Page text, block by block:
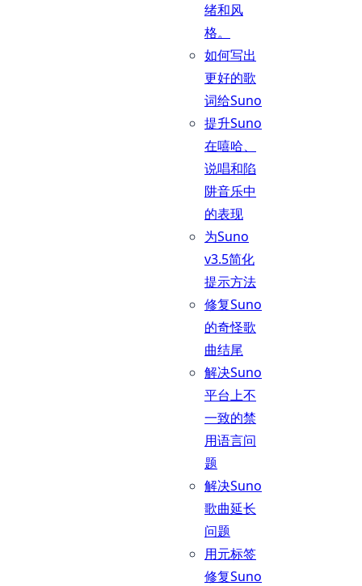
绪和风
格。
如何写出
更好的歌
词给Suno
提升Suno
在嘻哈、
说唱和陷
阱音乐中
的表现
为Suno
v3.5简化
提示方法
修复Suno
的奇怪歌
曲结尾
解决Suno
平台上不
一致的禁
用语言问
题
解决Suno
歌曲延长
问题
用元标签
修复Suno